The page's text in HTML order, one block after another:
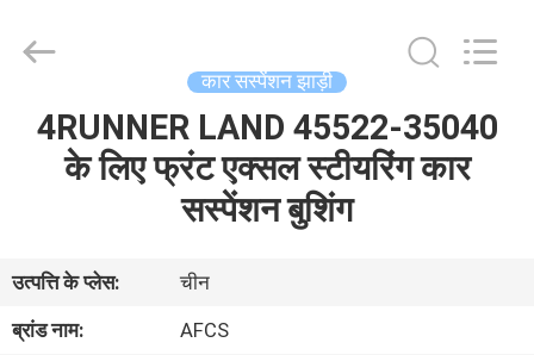
वीडियो
PARTS
Reserved.
कार सस्पेंशन झाड़ी
4RUNNER LAND 45522-35040
के लिए फ्रंट एक्सल स्टीयरिंग कार
सस्पेंशन बुशिंग
उत्पत्ति के प्लेस:
चीन
ब्रांड नाम:
AFCS